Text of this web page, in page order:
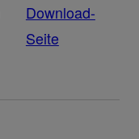
Download-
Seite